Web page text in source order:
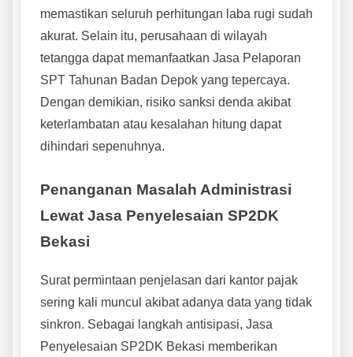
memastikan seluruh perhitungan laba rugi sudah
akurat. Selain itu, perusahaan di wilayah
tetangga dapat memanfaatkan Jasa Pelaporan
SPT Tahunan Badan Depok yang tepercaya.
Dengan demikian, risiko sanksi denda akibat
keterlambatan atau kesalahan hitung dapat
dihindari sepenuhnya.
Penanganan Masalah Administrasi
Lewat Jasa Penyelesaian SP2DK
Bekasi
Surat permintaan penjelasan dari kantor pajak
sering kali muncul akibat adanya data yang tidak
sinkron. Sebagai langkah antisipasi, Jasa
Penyelesaian SP2DK Bekasi memberikan